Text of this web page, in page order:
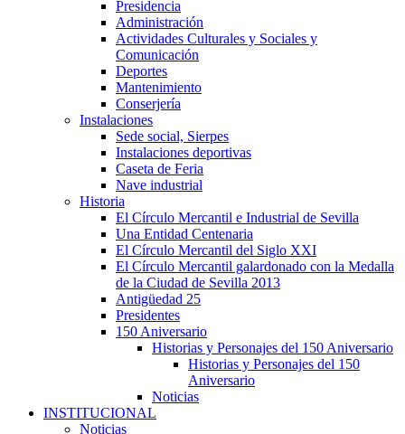
Presidencia
Administración
Actividades Culturales y Sociales y
Comunicación
Deportes
Mantenimiento
Conserjería
Instalaciones
Sede social, Sierpes
Instalaciones deportivas
Caseta de Feria
Nave industrial
Historia
El Círculo Mercantil e Industrial de Sevilla
Una Entidad Centenaria
El Círculo Mercantil del Siglo XXI
El Círculo Mercantil galardonado con la Medalla
de la Ciudad de Sevilla 2013
Antigüedad 25
Presidentes
150 Aniversario
Historias y Personajes del 150 Aniversario
Historias y Personajes del 150
Aniversario
Noticias
INSTITUCIONAL
Noticias